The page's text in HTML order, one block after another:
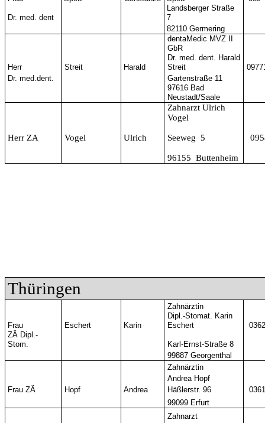
Dr. med. dent
Landsberger Straße
7
82110 Germering
dentaMedic MVZ II
GbR
Herr Streit Harald
Dr. med. dent. Harald
Streit
Dr. med.dent.
Gartenstraße 11
97616 Bad
Neustadt/Saale
Zahnarzt Ulrich
Vogel
Herr ZA Vogel Ulrich Seeweg 5
96155 Buttenheim
Thüringen
Zahnärztin
Frau Eschert Karin
Dipl.-Stomat. Karin
Eschert
ZÄ Dipl.-
Stom.
Karl-Ernst-Straße 8
99887 Georgenthal
Zahnärztin
Andrea Hopf
Frau ZÄ
Hopf Andrea Häßlerstr. 96
99099 Erfurt
Zahnarzt